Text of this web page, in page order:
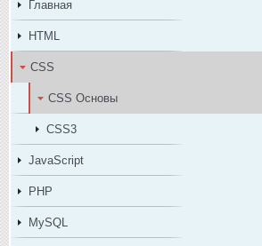
Главная
HTML
CSS
CSS Основы
CSS3
JavaScript
PHP
MySQL